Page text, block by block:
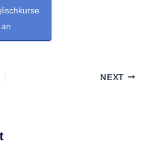
an
NEXT